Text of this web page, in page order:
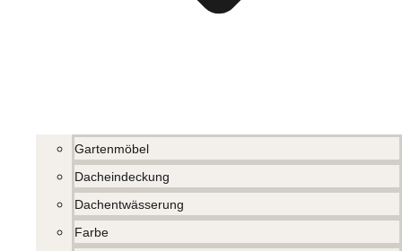
Gartenmöbel
Dacheindeckung
Dachentwässerung
Farbe